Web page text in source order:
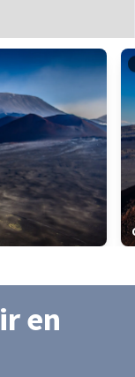
/ODbL - renduOSM France
en